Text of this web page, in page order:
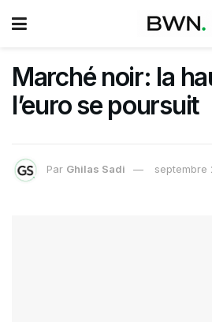
Marché noir: la
l’euro se poursuit
Par Ghilas Sadi septembre